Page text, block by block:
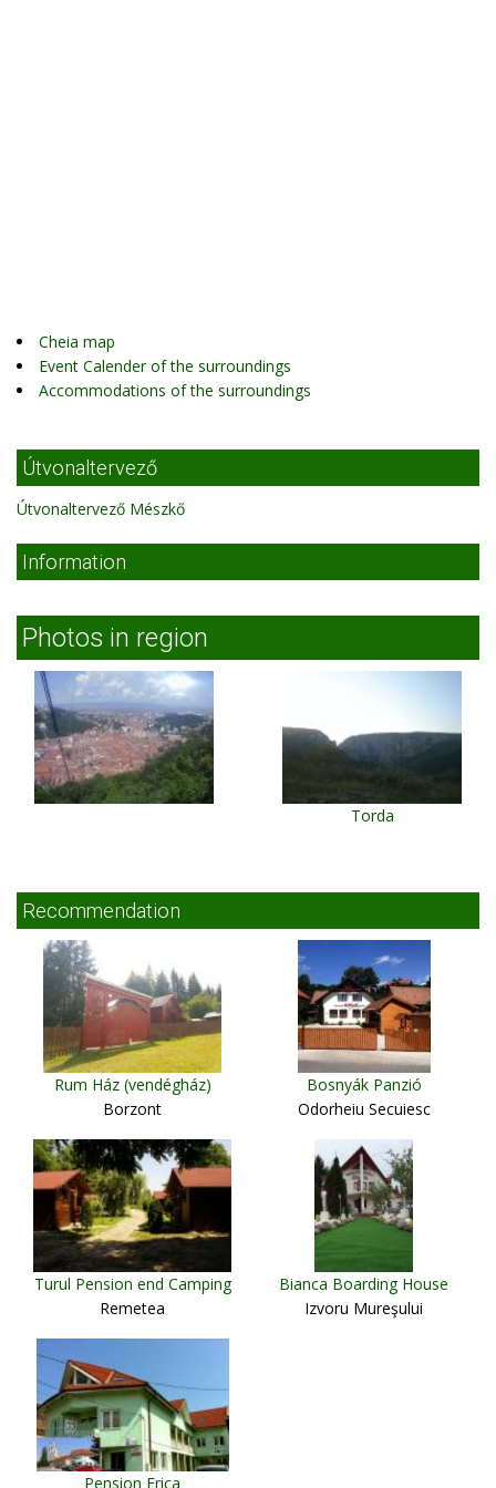
Cheia map
Event Calender of the surroundings
Accommodations of the surroundings
Útvonaltervező
Útvonaltervező Mészkő
Information
Photos in region
Torda
Recommendation
Rum Ház (vendégház)
Borzont
Bosnyák Panzió
Odorheiu Secuiesc
Turul Pension end Camping
Remetea
Bianca Boarding House
Izvoru Mureşului
Pension Erica